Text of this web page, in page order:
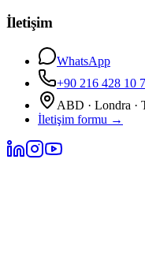
İletişim
WhatsApp
+90 216 428 10
ABD · Londra ·
İletişim formu →